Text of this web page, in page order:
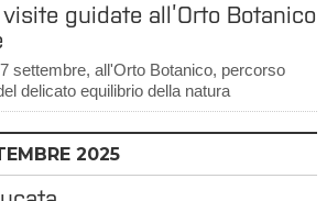
guidate all’Orto Botanico
settembre, all'Orto Botanico, percorso
delicato equilibrio della natura
2025